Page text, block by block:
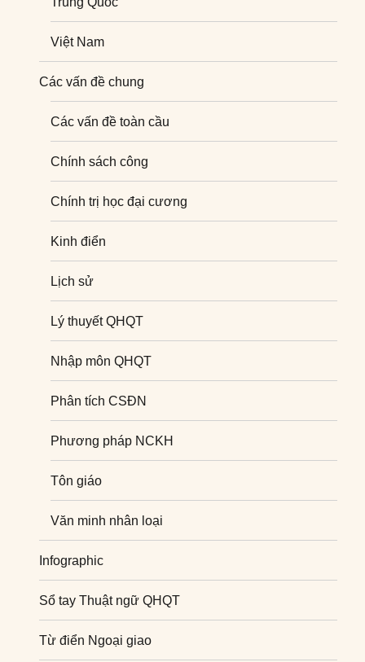
Nghiên cứu quốc tế
Việt Nam
Các vấn đề chung
Các vấn đề toàn cầu
Chính sách công
Chính trị học đại cương
Kinh điển
Lịch sử
Lý thuyết QHQT
Nhập môn QHQT
Phân tích CSĐN
Phương pháp NCKH
Tôn giáo
Văn minh nhân loại
Infographic
Sổ tay Thuật ngữ QHQT
Từ điển Ngoại giao